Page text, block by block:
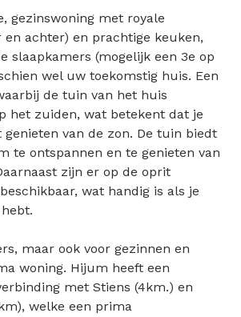
gezinswoning met royale
en achter) en prachtige keuken,
slaapkamers (mogelijk een 3e op
wel uw toekomstig huis. Een
de tuin van het huis
het zuiden, wat betekent dat je
van de zon. De tuin biedt
te ontspannen en te genieten van
zijn er op de oprit
wat handig is als je
maar ook voor gezinnen en
woning. Hijum heeft een
met Stiens (4km.) en
welke een prima